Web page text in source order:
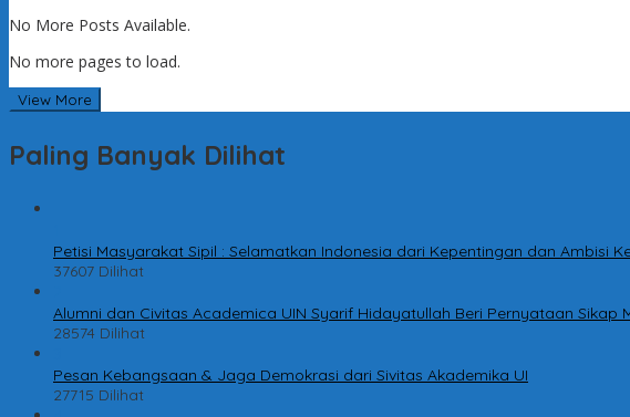
No More Posts Available.
No more pages to load.
View More
Paling Banyak Dilihat
Petisi Masyarakat Sipil : Selamatkan Indonesia dari Kepentingan dan Ambisi
37607 Dilihat
Alumni dan Civitas Academica UIN Syarif Hidayatullah Beri Pernyataan Sikap
28574 Dilihat
Pesan Kebangsaan & Jaga Demokrasi dari Sivitas Akademika UI
27715 Dilihat